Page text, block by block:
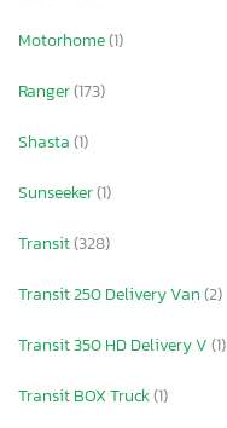
Motorhome(1)
Ranger(173)
Shasta(1)
Sunseeker(1)
Transit(328)
Transit 250 Delivery Van(2)
Transit 350 HD Delivery V(1)
Transit BOX Truck(1)